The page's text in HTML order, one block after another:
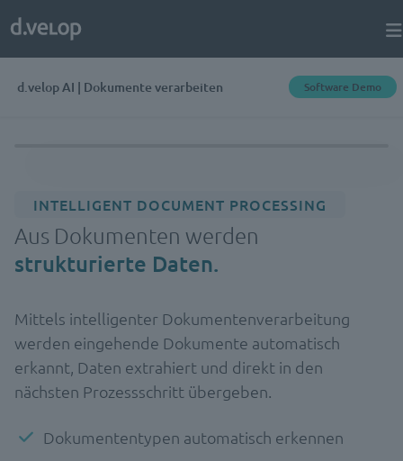
d.velop AI | Dokumente verarbeiten Software Demo
INTELLIGENT DOCUMENT PROCESSING
Aus Dokumenten werden
strukturierte Daten.
Mittels intelligenter Dokumentenverarbeitung
werden eingehende Dokumente automatisch
erkannt, Daten extrahiert und direkt in den
nächsten Prozessschritt übergeben.
Dokumententypen automatisch erkennen